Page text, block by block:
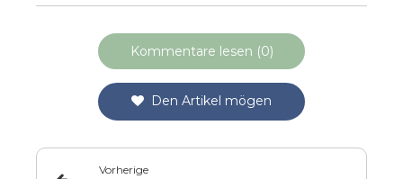
Kommentare lesen (0)
Den Artikel mögen
Vorherige